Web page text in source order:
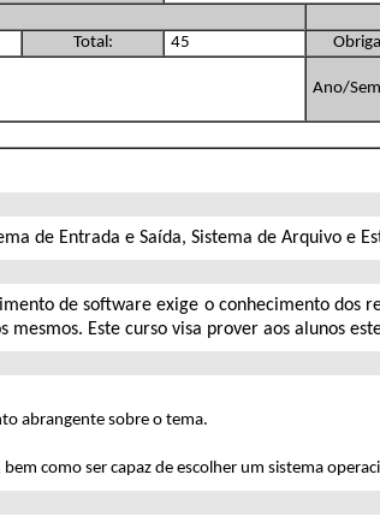
Total: 45
Ano/
de Entrada e Saída, Sistema de Arquivo e
de software exige o conhecimento dos
Este curso visa prover aos alunos
abrangente sobre o tema.
como ser capaz de escolher um sistema